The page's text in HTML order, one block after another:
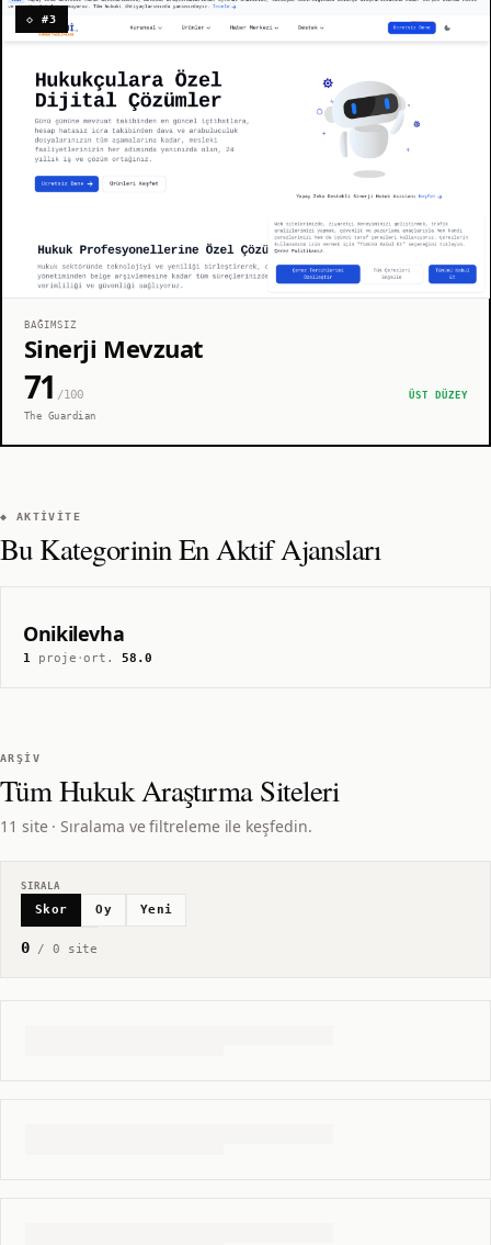
◇ #3
BAĞIMSIZ
Sinerji Mevzuat
71 /100
ÜST DÜZEY
The Guardian
◆ AKTIVITE
Bu Kategorinin En Aktif Ajansları
Onikilevha
1proje ·ort.58.0
ARŞIV
TümHukuk AraştırmaSiteleri
11 site · Sıralama ve filtreleme ile keşfedin.
SIRALA
Skor Oy Yeni
0/ 0 site